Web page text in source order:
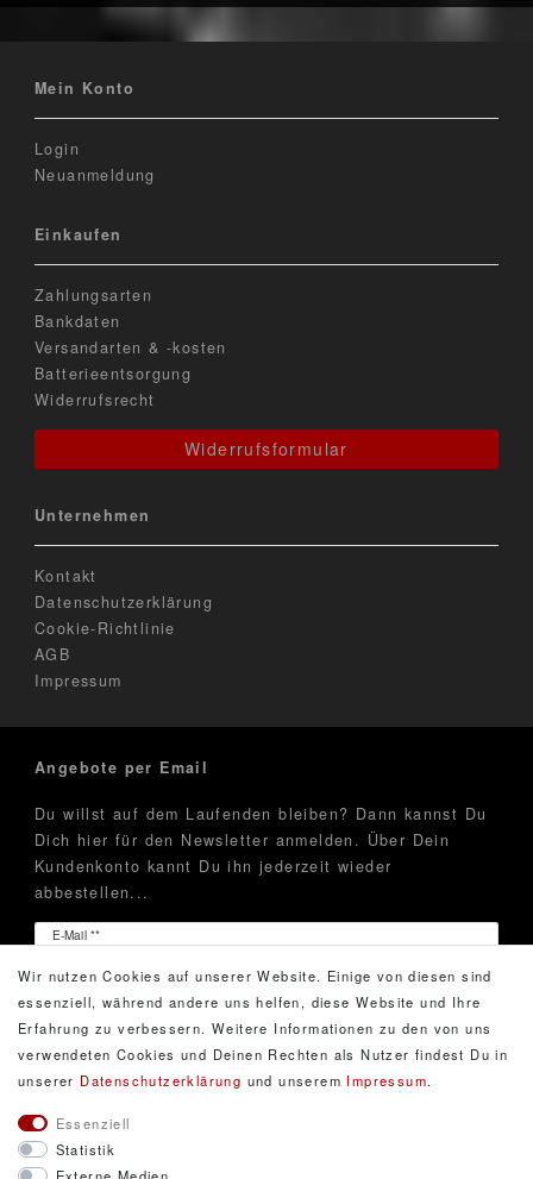
Mein Konto
Login
Neuanmeldung
Einkaufen
Zahlungsarten
Bankdaten
Versandarten & -kosten
Batterieentsorgung
Widerrufsrecht
Widerrufsformular
Unternehmen
Kontakt
Datenschutzerklärung
Cookie-Richtlinie
AGB
Impressum
Angebote per Email
Du willst auf dem Laufenden bleiben? Dann kannst Du
Dich hier für den Newsletter anmelden. Über Dein
Kundenkonto kannt Du ihn jederzeit wieder
abbestellen...
E-Mail **
Newsletter
Hiermit bestätige ich, dass ich die
Daten­schutz­erklärung
gelesen habe. Meine Einwilligung kann ich jederzeit
widerrufen.**
Wir nutzen Cookies auf unserer Website. Einige von diesen sind
essenziell, während andere uns helfen, diese Website und Ihre
Erfahrung zu verbessern. Weitere Informationen zu den von uns
verwendeten Cookies und Deinen Rechten als Nutzer findest Du in
unserer Daten­schutz­erklärung und unserem Impressum.
Essenziell
Statistik